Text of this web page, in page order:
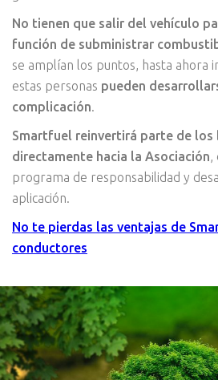
No tienen que salir del vehículo
función de subministrar
se amplían los puntos, hasta ahora
estas personas pueden
complicación.
Smartfuel reinvertirá parte de los
directamente hacia la Asociación,
programa de responsabilidad y
aplicación.
No te pierdas las ventajas de
conductores